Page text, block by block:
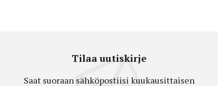
Tilaa uutiskirje
Saat suoraan sähköpostiisi kuukausittaisen